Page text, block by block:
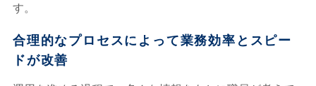
す。
合理的なプロセスによって業務効率とスピー
ドが改善